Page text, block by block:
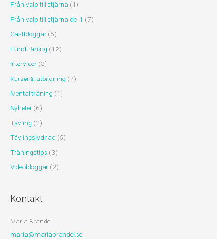
Från valp till stjärna (1)
Från valp till stjärna del 1 (7)
Gästbloggar (5)
Hundträning (12)
Intervjuer (3)
Kurser & utbildning (7)
Mental träning (1)
Nyheter (6)
Tävling (2)
Tävlingslydnad (5)
Träningstips (3)
Videobloggar (2)
Kontakt
Maria Brandel
maria@mariabrandel.se